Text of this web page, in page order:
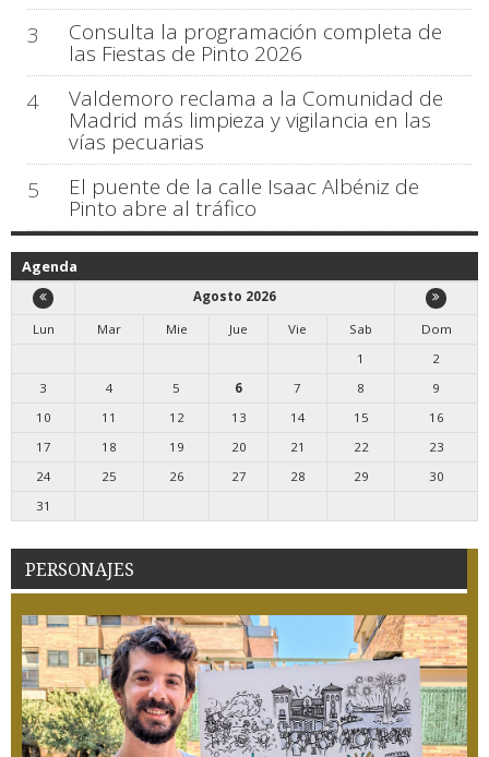
3
Consulta la programación completa de
las Fiestas de Pinto 2026
4
Valdemoro reclama a la Comunidad de
Madrid más limpieza y vigilancia en las
vías pecuarias
5
El puente de la calle Isaac Albéniz de
Pinto abre al tráfico
Agenda
Agosto 2026
Lun
Mar Mie Jue Vie Sab
Dom
1
2
3
4 5 6 7 8
9
10
11 12 13 14 15
16
17
18 19 20 21 22
23
24
25 26 27 28 29
30
31
PERSONAJES